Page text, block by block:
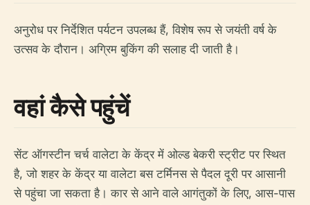
अनुरोध पर निर्देशित पर्यटन उपलब्ध हैं, विशेष रूप से जयंती वर्ष के
उत्सव के दौरान। अग्रिम बुकिंग की सलाह दी जाती है।
वहां कैसे पहुंचें
सेंट ऑगस्टीन चर्च वालेटा के केंद्र में ओल्ड बेकरी स्ट्रीट पर स्थित
है, जो शहर के केंद्र या वालेटा बस टर्मिनस से पैदल दूरी पर आसानी
से पहुंचा जा सकता है। कार से आने वाले आगंतुकों के लिए, आस-पास